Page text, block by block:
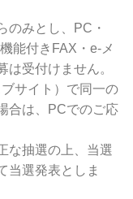
のみとし、PC・
能付きFAX・e-メ
は受付けません。
サイト）で同一の
合は、PCでのご応
な抽選の上、当選
当選発表としま